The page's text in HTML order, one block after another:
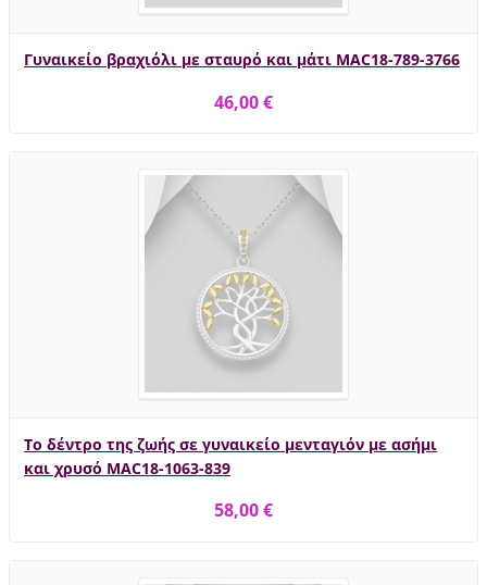
Γυναικείο βραχιόλι με σταυρό και μάτι MAC18-789-3766
46,00 €
Το δέντρο της ζωής σε γυναικείο μενταγιόν με ασήμι
και χρυσό MAC18-1063-839
58,00 €